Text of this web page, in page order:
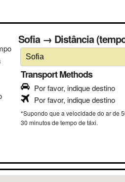
Sofia → Distância
Transport Methods
Por favor, indique destino
Por favor, indique destino
*Supondo que a velocidade do ar de
30 minutos de tempo de táxi.